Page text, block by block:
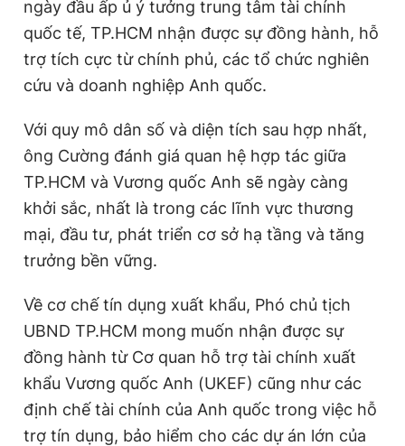
ngày đầu ấp ủ ý tưởng trung tâm tài chính
quốc tế, TP.HCM nhận được sự đồng hành, hỗ
trợ tích cực từ chính phủ, các tổ chức nghiên
cứu và doanh nghiệp Anh quốc.
Với quy mô dân số và diện tích sau hợp nhất,
ông Cường đánh giá quan hệ hợp tác giữa
TP.HCM và Vương quốc Anh sẽ ngày càng
khởi sắc, nhất là trong các lĩnh vực thương
mại, đầu tư, phát triển cơ sở hạ tầng và tăng
trưởng bền vững.
Về cơ chế tín dụng xuất khẩu, Phó chủ tịch
UBND TP.HCM mong muốn nhận được sự
đồng hành từ Cơ quan hỗ trợ tài chính xuất
khẩu Vương quốc Anh (UKEF) cũng như các
định chế tài chính của Anh quốc trong việc hỗ
trợ tín dụng, bảo hiểm cho các dự án lớn của